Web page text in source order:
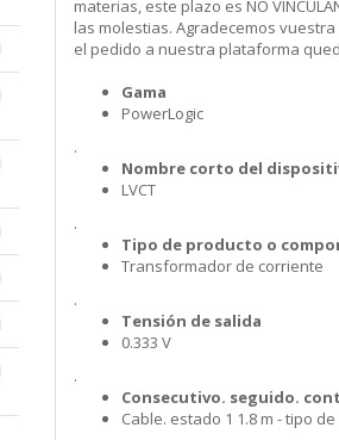
materias, este plazo es NO
las molestias. Agradecemos
el pedido a nuestra plataforma
Gama
PowerLogic
.
Nombre corto del
LVCT
.
Tipo de producto o
Transformador de corriente
.
Tensión de salida
0.333 V
.
Consecutivo. seguido.
Cable. estado 1 1.8 m - tipo de